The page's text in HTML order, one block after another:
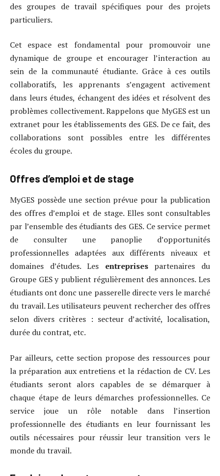
des groupes de travail spécifiques pour des projets
particuliers.
Cet espace est fondamental pour promouvoir une
dynamique de groupe et encourager l’interaction au
sein de la communauté étudiante. Grâce à ces outils
collaboratifs, les apprenants s’engagent activement
dans leurs études, échangent des idées et résolvent des
problèmes collectivement. Rappelons que MyGES est un
extranet pour les établissements des GES. De ce fait, des
collaborations sont possibles entre les différentes
écoles du groupe.
Offres d’emploi et de stage
MyGES possède une section prévue pour la publication
des offres d’emploi et de stage. Elles sont consultables
par l’ensemble des étudiants des GES. Ce service permet
de consulter une panoplie d’opportunités
professionnelles adaptées aux différents niveaux et
domaines d’études. Les entreprisespartenaires du
Groupe GES y publient régulièrement des annonces. Les
étudiants ont donc une passerelle directe vers le marché
du travail. Les utilisateurs peuvent rechercher des offres
selon divers critères : secteur d’activité, localisation,
durée du contrat, etc.
Par ailleurs, cette section propose des ressources pour
la préparation aux entretiens et la rédaction de CV. Les
étudiants seront alors capables de se démarquer à
chaque étape de leurs démarches professionnelles. Ce
service joue un rôle notable dans l’insertion
professionnelle des étudiants en leur fournissant les
outils nécessaires pour réussir leur transition vers le
monde du travail.